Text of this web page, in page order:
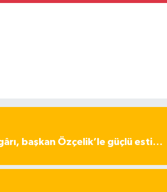
başkan Özçelik’le güçlü esti…